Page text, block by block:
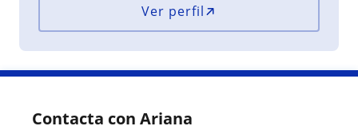
Ver perfil
Contacta con Ariana